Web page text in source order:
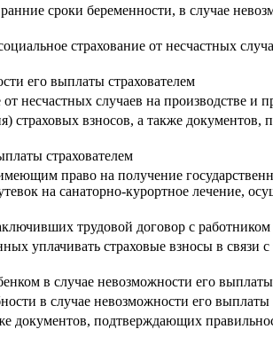
сроки беременности, в случае
страхование от несчастных
его выплаты страхователем
несчастных случаев на производстве и
страховых взносов, а также
страхователем
право на получение
на санаторно-курортное лечение,
трудовой договор с работником
уплачивать страховые взносы в связи
в случае невозможности его выплаты
в случае невозможности его выплаты
документов, подтверждающих